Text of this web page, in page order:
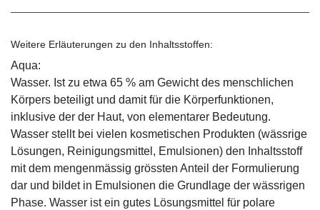
Weitere Erläuterungen zu den Inhaltsstoffen:
Aqua:
Wasser. Ist zu etwa 65 % am Gewicht des menschlichen
Körpers beteiligt und damit für die Körperfunktionen,
inklusive der der Haut, von elementarer Bedeutung.
Wasser stellt bei vielen kosmetischen Produkten (wässrige
Lösungen, Reinigungsmittel, Emulsionen) den Inhaltsstoff
mit dem mengenmässig grössten Anteil der Formulierung
dar und bildet in Emulsionen die Grundlage der wässrigen
Phase. Wasser ist ein gutes Lösungsmittel für polare